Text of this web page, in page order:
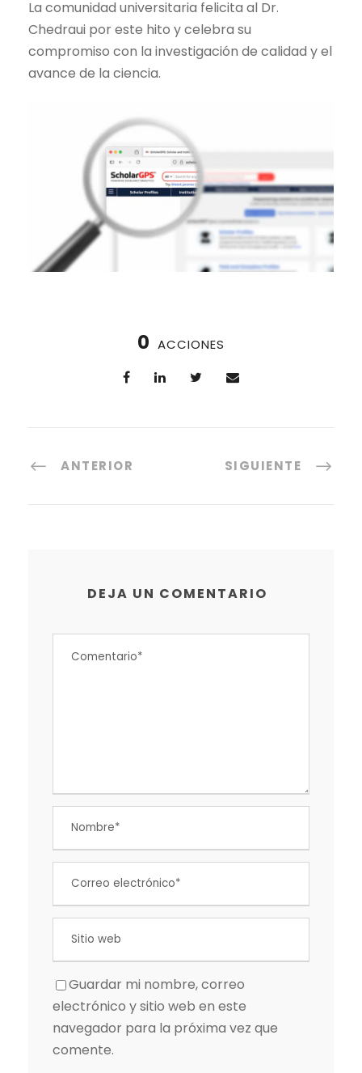
La comunidad universitaria felicita al Dr.
Chedraui por este hito y celebra su
compromiso con la investigación de calidad y el
avance de la ciencia.
0 ACCIONES
ANTERIOR SIGUIENTE
DEJA UN COMENTARIO
Guardar mi nombre, correo
electrónico y sitio web en este
navegador para la próxima vez que
comente.